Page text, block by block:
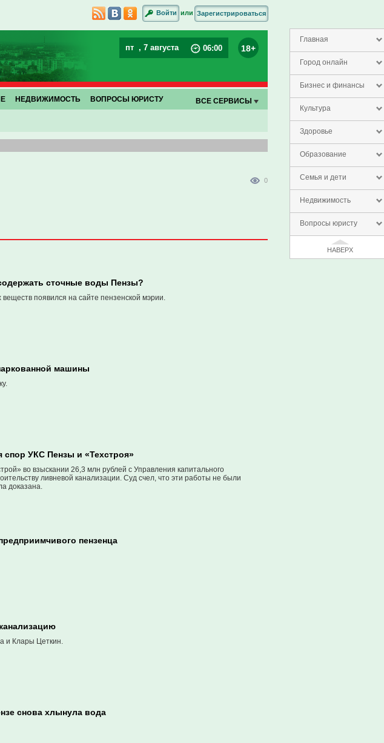
Главная
Город онлайн
Бизнес и финансы
Культура
Здоровье
Образование
Семья и дети
Недвижимость
Вопросы юристу
НАВЕРХ
Войти или Зарегистрироваться
пт , 7 августа 06:00 18+
НЕДВИЖИМОСТЬ ВОПРОСЫ ЮРИСТУ ВСЕ СЕРВИСЫ
0
сточные воды Пензы?
появился на сайте пензенской мэрии.
машины
спор УКС Пензы и «Техстроя»
во взыскании 26,3 млн рублей с Управления капитального
ливневой канализации. Суд счел, что эти работы не были
доказана.
пензенца
и Клары Цеткин.
снова хлынула вода